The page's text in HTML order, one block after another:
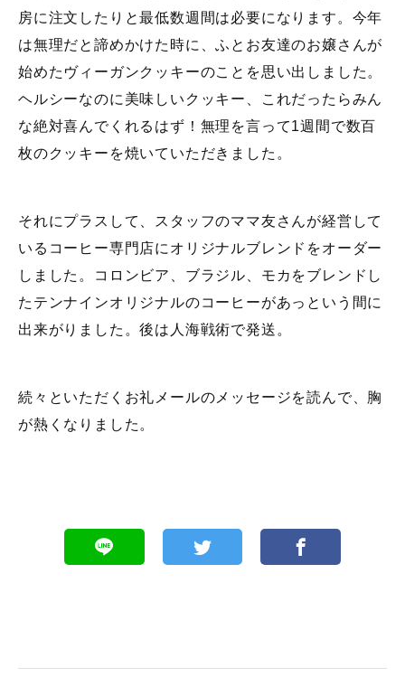
房に注文したりと最低数週間は必要になります。今年
は無理だと諦めかけた時に、ふとお友達のお嬢さんが
始めたヴィーガンクッキーのことを思い出しました。
ヘルシーなのに美味しいクッキー、これだったらみん
な絶対喜んでくれるはず！無理を言って1週間で数百
枚のクッキーを焼いていただきました。
それにプラスして、スタッフのママ友さんが経営して
いるコーヒー専門店にオリジナルブレンドをオーダー
しました。コロンビア、ブラジル、モカをブレンドし
たテンナインオリジナルのコーヒーがあっという間に
出来がりました。後は人海戦術で発送。
続々といただくお礼メールのメッセージを読んで、胸
が熱くなりました。